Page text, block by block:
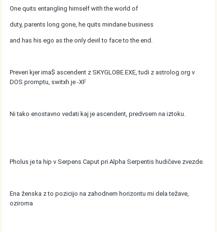
One quits entangling himself with the world of
duty, parents long gone, he quits mindane business
and has his ego as the only devil to face to the end.
Preveri kjer ima$ ascendent z SKYGLOBE.EXE, tudi z astrolog.org v
DOS promptu, switxh je -XF
Ni tako enostavno vedati kaj je ascendent, predvsem na iztoku.
Pholus je ta hip v Serpens Caput pri Alpha Serpentis hudičeve zvezde.
Ena ženska z to pozicijo na zahodnem horizontu mi dela težave,
oziroma